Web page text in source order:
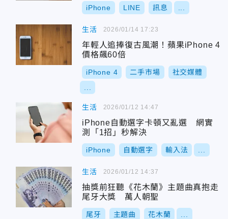
iPhone LINE 訊息
生活
年輕人追捧復古風潮！蘋果iPhone 4
價格飆60倍
iPhone 4 二手市場 社交媒體
2026/01/14 17:23
生活
iPhone自動選字卡頓又亂選 網實
測「1招」秒解決
iPhone 自動選字 輸入法
2026/01/12 14:47
生活
抽獎前狂聽《花木蘭》主題曲真抱走
尾牙大獎 萬人朝聖
尾牙 主題曲 花木蘭
2026/01/12 14:37